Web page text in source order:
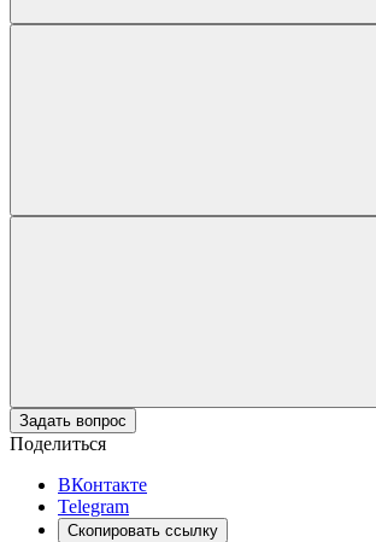
Задать вопрос
Поделиться
ВКонтакте
Telegram
Скопировать ссылку